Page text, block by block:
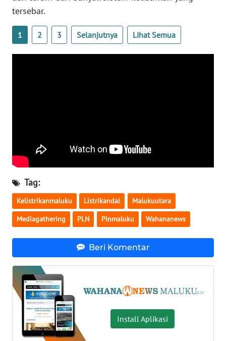
tersebar.
1 2 3 Selanjutnya Lihat Semua
Tag:
Kelistrikanmaluku Listrikandal Malukuutara
Mediagathering PLN Plnmaluku Wahananews
Beri Komentar
Install Aplikasi
WN
SULBAR
SUMSEL
BENGKULU
WN
LAMPUNG
WN
NUSANTARA
WN
JOGJA